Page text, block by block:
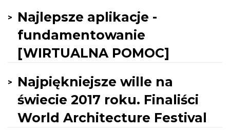
Najlepsze aplikacje -
fundamentowanie
[WIRTUALNA POMOC]
Najpiękniejsze wille na
świecie 2017 roku. Finaliści
World Architecture Festival